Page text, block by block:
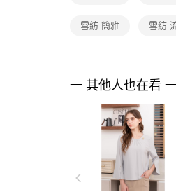
雪紡 簡雅 雪紡
一 其他人也在看